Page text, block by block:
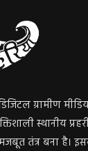
ग्रामीण
स्थानीय
तंत्र बना है।